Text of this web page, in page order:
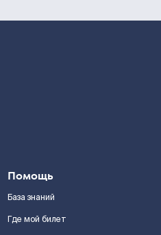
Помощь
База знаний
Где мой билет